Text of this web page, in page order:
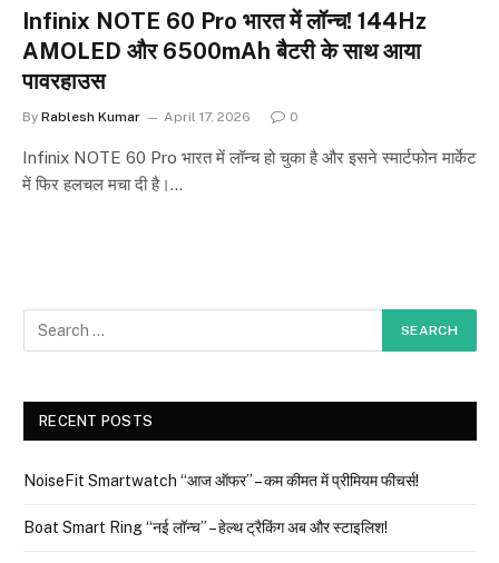
Infinix NOTE 60 Pro भारत में लॉन्च! 144Hz
AMOLED और 6500mAh बैटरी के साथ आया
पावरहाउस
By Rablesh Kumar April 17, 2026 0
Infinix NOTE 60 Pro भारत में लॉन्च हो चुका है और इसने स्मार्टफोन मार्केट
में फिर हलचल मचा दी है।…
RECENT POSTS
NoiseFit Smartwatch “आज ऑफर” – कम कीमत में प्रीमियम फीचर्स!
Boat Smart Ring “नई लॉन्च” – हेल्थ ट्रैकिंग अब और स्टाइलिश!